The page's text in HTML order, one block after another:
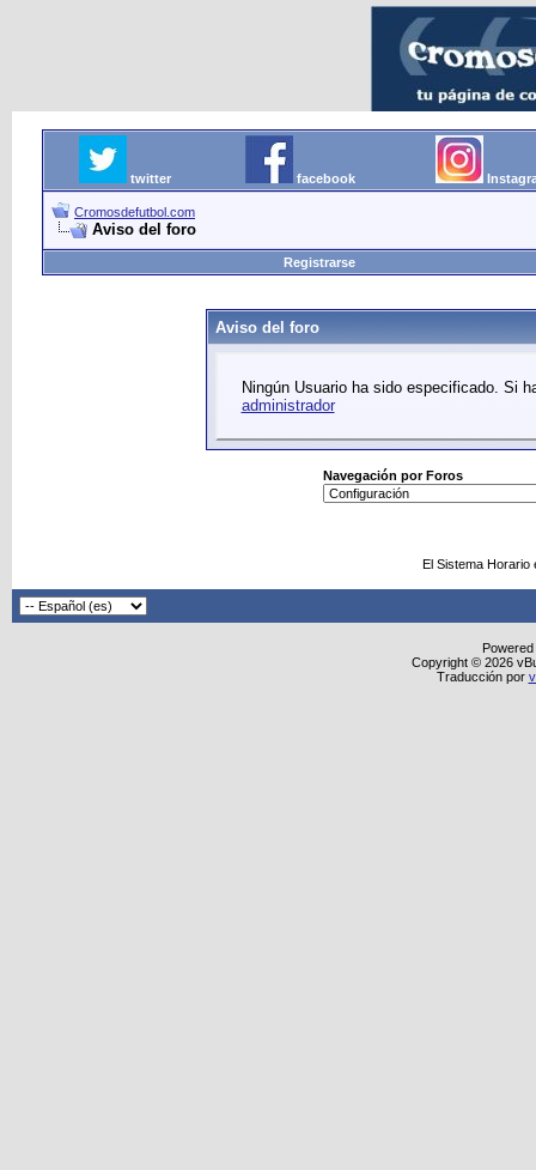
twitter facebook
Cromosdefutbol.com
Aviso del foro
Registrarse
Aviso del foro
Ningún Usuario ha sido especificado. Si
administrador
Navegación por Foros
El Sistema
Copyright © 2026
Traducción por